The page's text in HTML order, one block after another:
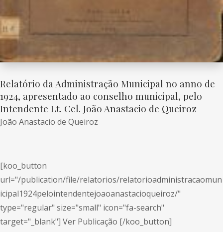
Relatório da Administração Municipal no anno de
1924, apresentado ao conselho municipal, pelo
Intendente Lt. Cel. João Anastacio de Queiroz
João Anastacio de Queiroz
[koo_button
url="/publication/file/relatorios/relatorioadministracaomun
icipal1924pelointendentejoaoanastacioqueiroz/"
type="regular" size="small" icon="fa-search"
target="_blank"] Ver Publicação [/koo_button]